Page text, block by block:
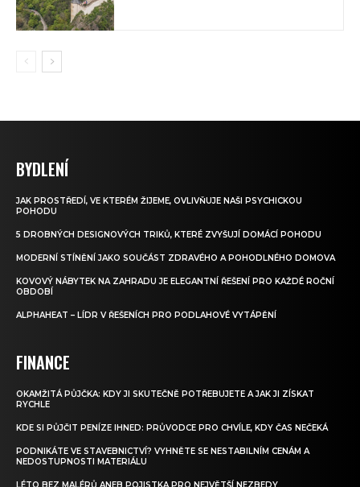
BYDLENÍ
JAK PROSTŘEDÍ, VE KTERÉM ŽIJEME, OVLIVŇUJE NAŠI PSYCHICKOU
POHODU
5 DROBNÝCH DESIGNOVÝCH TRIKŮ, KTERÉ ZVYŠUJÍ DOMÁCÍ POHODU
MODERNÍ STÍNĚNÍ JAKO SOUČÁST ZDRAVÉHO A POHODLNÉHO DOMOVA
KOVOVÝ NÁBYTEK NA ZAHRADU JE ELEGANTNÍ ŘEŠENÍ PRO KAŽDÉ ROČNÍ
OBDOBÍ
ALPHAHEAT – LÍDR V ŘEŠENÍCH PRO PODLAHOVÉ VYTÁPĚNÍ
FINANCE
OKAMŽITÁ PŮJČKA: KDY JI SKUTEČNĚ POTŘEBUJETE A JAK JI ZÍSKAT
RYCHLE
KDE SI PŮJČIT PENÍZE IHNED: PRŮVODCE PRO CHVÍLE, KDY ČAS NEČEKÁ
PODNIKÁTE VE STAVEBNICTVÍ? VYHNĚTE SE NESTABILNÍM CENÁM A
NEDOSTUPNOSTI MATERIÁLU